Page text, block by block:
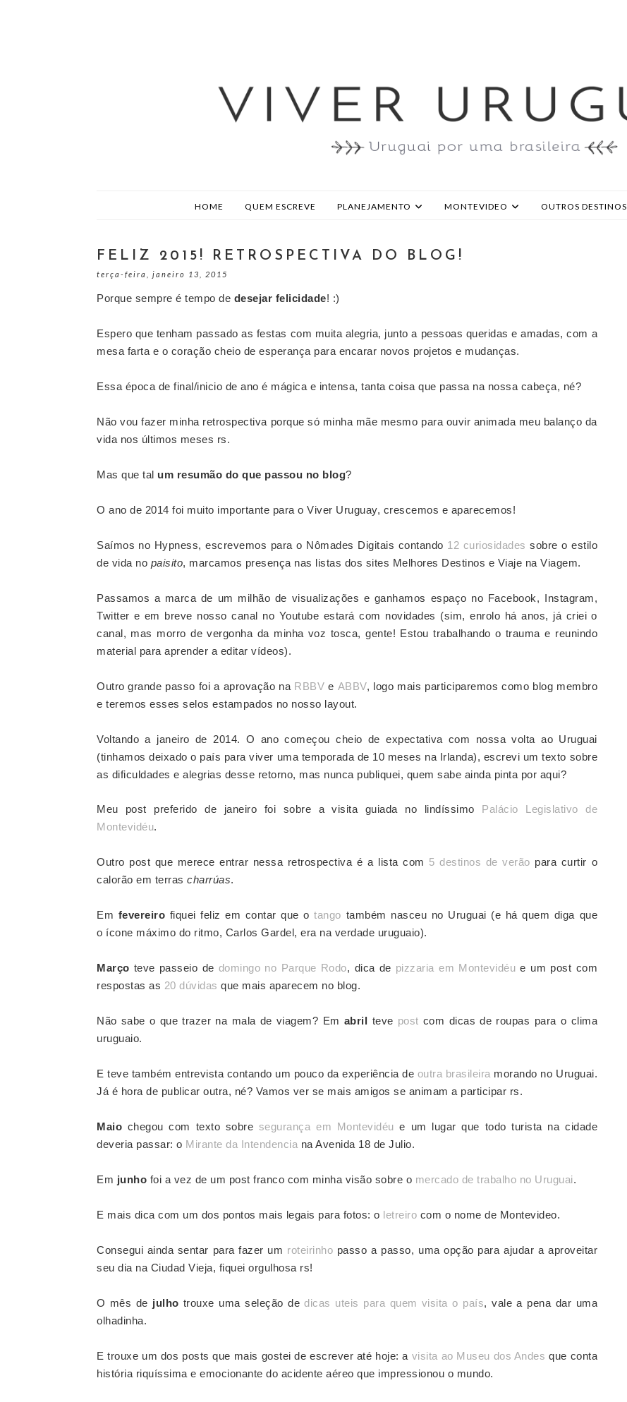
HOME QUEM ESCREVE PLANEJAMENTO MONTEVIDEO OUTROS DESTINOS
FELIZ 2015! RETROSPECTIVA DO BLOG!
terça-feira, janeiro 13, 2015
Porque sempre é tempo de desejar felicidade! :)
Espero que tenham passado as festas com muita alegria, junto a pessoas queridas e amadas, com a
mesa farta e o coração cheio de esperança para encarar novos projetos e mudanças.
Essa época de final/inicio de ano é mágica e intensa, tanta coisa que passa na nossa cabeça, né?
Não vou fazer minha retrospectiva porque só minha mãe mesmo para ouvir animada meu balanço da
vida nos últimos meses rs.
Mas que tal um resumão do que passou no blog?
O ano de 2014 foi muito importante para o Viver Uruguay, crescemos e aparecemos!
Saímos no Hypness, escrevemos para o Nômades Digitais contando 12 curiosidades sobre o estilo
de vida no paisito, marcamos presença nas listas dos sites Melhores Destinos e Viaje na Viagem.
Passamos a marca de um milhão de visualizações e ganhamos espaço no Facebook, Instagram,
Twitter e em breve nosso canal no Youtube estará com novidades (sim, enrolo há anos, já criei o
canal, mas morro de vergonha da minha voz tosca, gente! Estou trabalhando o trauma e reunindo
material para aprender a editar vídeos).
Outro grande passo foi a aprovação na RBBV e ABBV, logo mais participaremos como blog membro
e teremos esses selos estampados no nosso layout.
Voltando a janeiro de 2014. O ano começou cheio de expectativa com nossa volta ao Uruguai
(tinhamos deixado o país para viver uma temporada de 10 meses na Irlanda), escrevi um texto sobre
as dificuldades e alegrias desse retorno, mas nunca publiquei, quem sabe ainda pinta por aqui?
Meu post preferido de janeiro foi sobre a visita guiada no lindíssimo Palácio Legislativo de
Montevidéu.
Outro post que merece entrar nessa retrospectiva é a lista com 5 destinos de verão para curtir o
calorão em terras charrúas.
Em fevereiro fiquei feliz em contar que otango também nasceu no Uruguai (e há quem diga que
o ícone máximo do ritmo, Carlos Gardel, era na verdade uruguaio).
Março teve passeio de domingo no Parque Rodo, dica de pizzaria em Montevidéu e um post com
respostas as 20 dúvidas que mais aparecem no blog.
Não sabe o que trazer na mala de viagem? Em abril teve post com dicas de roupas para o clima
uruguaio.
E teve também entrevista contando um pouco da experiência de outra brasileira morando no Uruguai.
Já é hora de publicar outra, né? Vamos ver se mais amigos se animam a participar rs.
Maio chegou com texto sobre segurança em Montevidéu e um lugar que todo turista na cidade
deveria passar: o Mirante da Intendencia na Avenida 18 de Julio.
Em junho foi a vez de um post franco com minha visão sobre o mercado de trabalho no Uruguai.
E mais dica com um dos pontos mais legais para fotos: o letreiro com o nome de Montevideo.
Consegui ainda sentar para fazer um roteirinho passo a passo, uma opção para ajudar aaproveitar
seu dia na Ciudad Vieja, fiquei orgulhosa rs!
O mês de julho trouxe uma seleção dedicas uteis para quem visita o país, vale a pena dar uma
olhadinha.
E trouxe um dos posts que mais gostei de escrever até hoje: a visita ao Museu dos Andesque conta
história riquíssima e emocionante do acidente aéreo que impressionou o mundo.